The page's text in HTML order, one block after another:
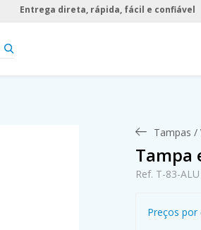
Entrega direta, rápida, fácil e confiável
Tampas /
Tampa
Ref. T-83-ALU
Preços por